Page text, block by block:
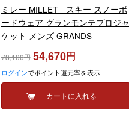
ミレー MILLET スキー スノーボ
ードウェア グランモンテプロジャ
ケット メンズ GRANDS
MONTETS PRO JKT M MIV10595
2025-2026
78,100 54,670
ログインでポイント還元率を表示
カートに入れる